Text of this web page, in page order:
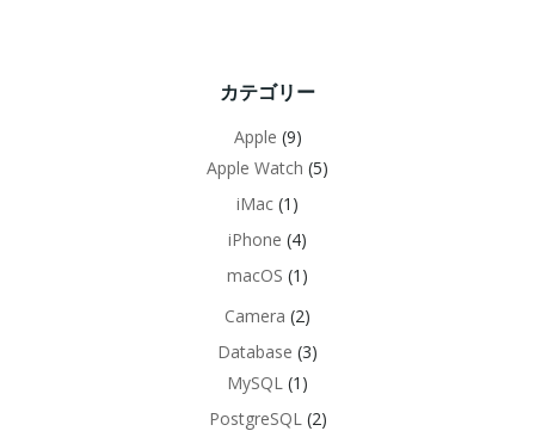
カテゴリー
Apple (9)
Apple Watch (5)
iMac (1)
iPhone (4)
macOS (1)
Camera (2)
Database (3)
MySQL (1)
PostgreSQL(2)